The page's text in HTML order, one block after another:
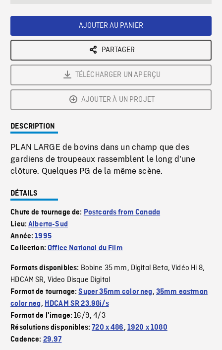
AJOUTER AU PANIER
PARTAGER
TÉLÉCHARGER UN APERÇU
AJOUTER À UN PROJET
DESCRIPTION
PLAN LARGE de bovins dans un champ que des
gardiens de troupeaux rassemblent le long d'une
clôture. Quelques PG de la même scène.
DÉTAILS
Chute de tournage de: Postcards from Canada
Lieu:Alberta-Sud
Année:1995
Collection:Office National du Film
Formats disponibles: Bobine 35 mm, Digital Beta,Vidéo Hi 8,
HDCAM SR, Video Disque Digital
Format de tournage:Super 35mm color neg, 35mm eastman
color neg, HDCAM SR 23.98i/s
Format de l'image:16/9,4/3
Résolutions disponibles:720 x 486, 1920 x 1080
Cadence: 29.97